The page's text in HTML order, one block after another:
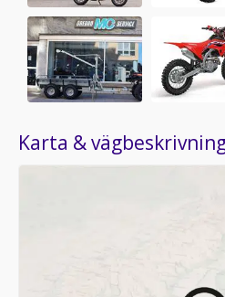
Karta &